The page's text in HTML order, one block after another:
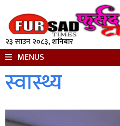
२३ साउन २०८३, शनिबार
MENUS
स्वास्थ्य